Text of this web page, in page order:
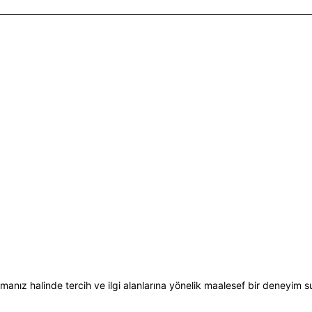
süprizleri kaçırmayın
halinde tercih ve ilgi alanlarına yönelik maalesef bir deneyim